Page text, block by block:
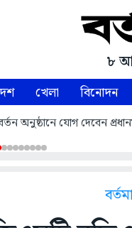
৮
খেলা বিনোদন
অনুষ্ঠানে যোগ দেবেন